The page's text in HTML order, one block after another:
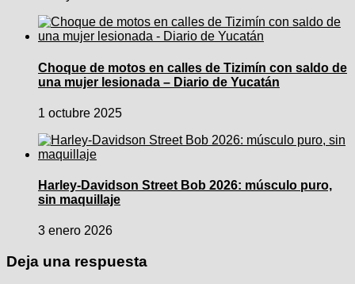
Choque de motos en calles de Tizimín con saldo de
una mujer lesionada – Diario de Yucatán
1 octubre 2025
Harley-Davidson Street Bob 2026: músculo puro,
sin maquillaje
3 enero 2026
Deja una respuesta